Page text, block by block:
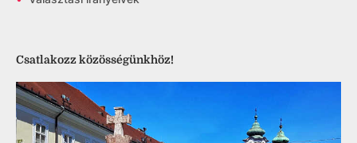
Csatlakozz közösségünkhöz!